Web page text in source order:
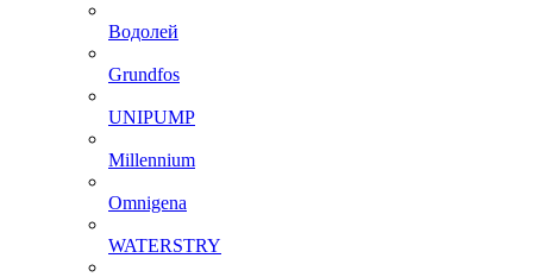
Водолей
Grundfos
UNIPUMP
Millennium
Omnigena
WATERSTRY